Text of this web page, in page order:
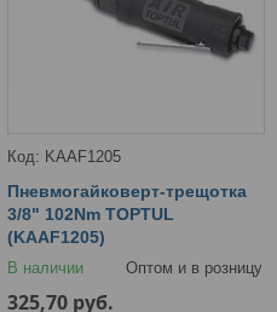
KAAF1205
Пневмогайковерт-трещотка
3/8" 102Nm TOPTUL
(KAAF1205)
В наличии Оптом и в розницу
325,70 руб.